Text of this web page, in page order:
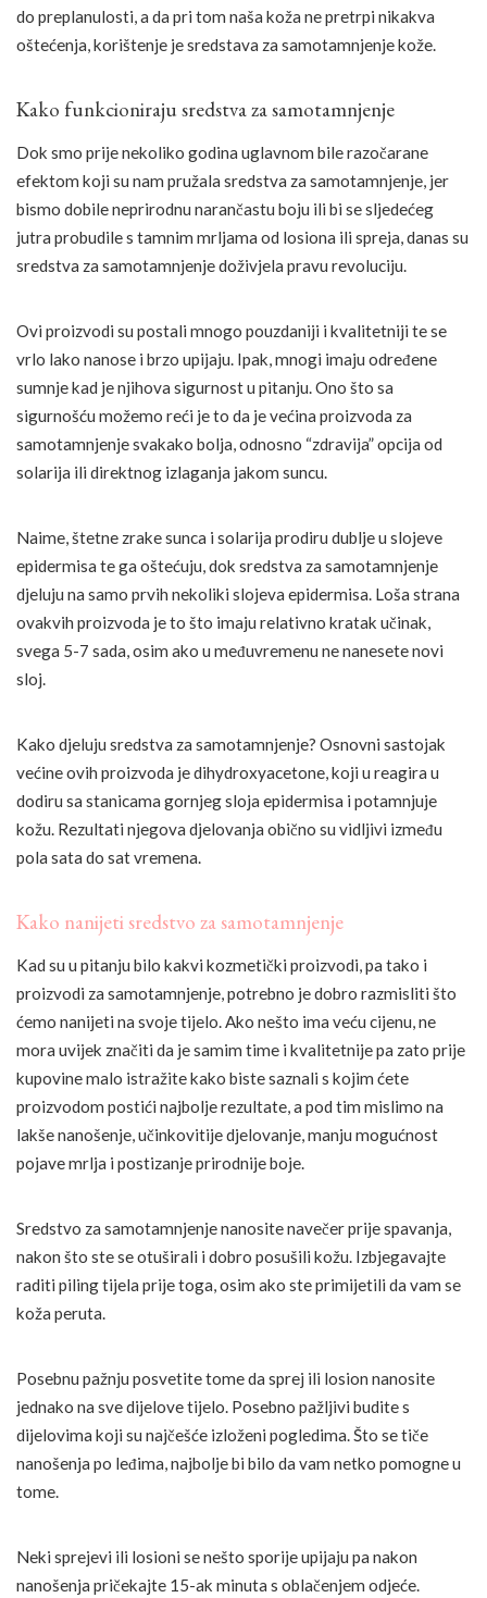
do preplanulosti, a da pri tom naša koža ne pretrpi nikakva
oštećenja, korištenje je sredstava za samotamnjenje kože.
Kako funkcioniraju sredstva za samotamnjenje
Dok smo prije nekoliko godina uglavnom bile razočarane
efektom koji su nam pružala sredstva za samotamnjenje, jer
bismo dobile neprirodnu narančastu boju ili bi se sljedećeg
jutra probudile s tamnim mrljama od losiona ili spreja, danas su
sredstva za samotamnjenje doživjela pravu revoluciju.
Ovi proizvodi su postali mnogo pouzdaniji i kvalitetniji te se
vrlo lako nanose i brzo upijaju. Ipak, mnogi imaju određene
sumnje kad je njihova sigurnost u pitanju. Ono što sa
sigurnošću možemo reći je to da je većina proizvoda za
samotamnjenje svakako bolja, odnosno “zdravija” opcija od
solarija ili direktnog izlaganja jakom suncu.
Naime, štetne zrake sunca i solarija prodiru dublje u slojeve
epidermisa te ga oštećuju, dok sredstva za samotamnjenje
djeluju na samo prvih nekoliki slojeva epidermisa. Loša strana
ovakvih proizvoda je to što imaju relativno kratak učinak,
svega 5-7 sada, osim ako u međuvremenu ne nanesete novi
sloj.
Kako djeluju sredstva za samotamnjenje? Osnovni sastojak
većine ovih proizvoda je dihydroxyacetone, koji u reagira u
dodiru sa stanicama gornjeg sloja epidermisa i potamnjuje
kožu. Rezultati njegova djelovanja obično su vidljivi između
pola sata do sat vremena.
Kako nanijeti sredstvo za samotamnjenje
Kad su u pitanju bilo kakvi kozmetički proizvodi, pa tako i
proizvodi za samotamnjenje, potrebno je dobro razmisliti što
ćemo nanijeti na svoje tijelo. Ako nešto ima veću cijenu, ne
mora uvijek značiti da je samim time i kvalitetnije pa zato prije
kupovine malo istražite kako biste saznali s kojim ćete
proizvodom postići najbolje rezultate, a pod tim mislimo na
lakše nanošenje, učinkovitije djelovanje, manju mogućnost
pojave mrlja i postizanje prirodnije boje.
Sredstvo za samotamnjenje nanosite navečer prije spavanja,
nakon što ste se otuširali i dobro posušili kožu. Izbjegavajte
raditi piling tijela prije toga, osim ako ste primijetili da vam se
koža peruta.
Posebnu pažnju posvetite tome da sprej ili losion nanosite
jednako na sve dijelove tijelo. Posebno pažljivi budite s
dijelovima koji su najčešće izloženi pogledima. Što se tiče
nanošenja po leđima, najbolje bi bilo da vam netko pomogne u
tome.
Neki sprejevi ili losioni se nešto sporije upijaju pa nakon
nanošenja pričekajte 15-ak minuta s oblačenjem odjeće.